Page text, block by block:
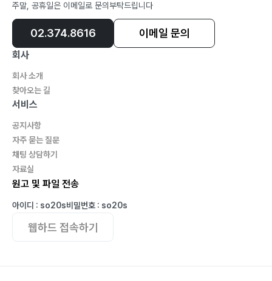
주말, 공휴일은 이메일로 문의부탁드립니다
02.374.8616 이메일 문의
회사
회사 소개
찾아오는 길
서비스
공지사항
자주 묻는 질문
채팅 상담하기
자료실
원고 및 파일 전송
아이디 : so20s비밀번호 : so20s
웹하드 접속하기